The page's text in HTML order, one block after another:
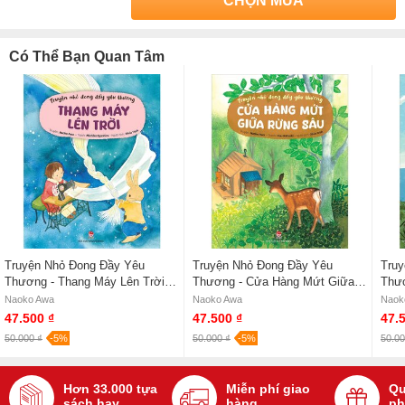
Có Thể Bạn Quan Tâm
Truyện Nhỏ Đong Đầy Yêu
Thương - Thang Máy Lên Trời -
Naoko Awa
Naoko Awa
47.500 ₫
50.000 ₫ -5%
Truyện Nhỏ Đong Đầy Yêu
Thương - Cửa Hàng Mứt Giữa
Rừng Sâu - Naoko Awa
Naoko Awa
47.500 ₫
50.000 ₫ -5%
Hơn 33.000 tựa
Miễn phí giao